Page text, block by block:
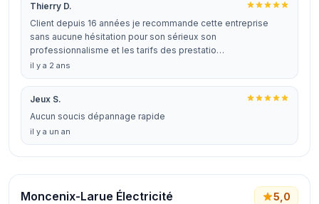
Thierry D.
Client depuis 16 années je recommande cette entreprise
sans aucune hésitation pour son sérieux son
professionnalisme et les tarifs des prestatio…
il y a 2 ans
Jeux S.
Aucun soucis dépannage rapide
il y a un an
Moncenix-Larue Électricité 5,0